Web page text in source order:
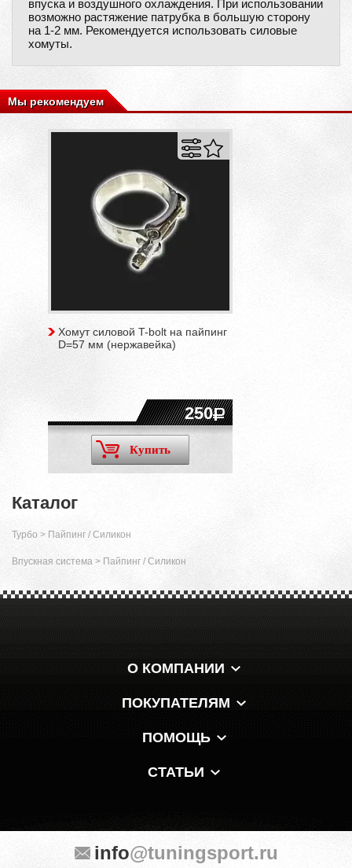
впуска и воздушного охлаждения. При использовании
возможно растяжение патрубка в большую сторону
на 1-2 мм. Рекомендуется использовать силовые
хомуты.
Мы рекомендуем
Хомут силовой T-bolt на пайпинг
D=57 мм (нержавейка)
250
Купить
Каталог
Турбо > Пайпинг / Силикон
Впускная система > Пайпинг / Силикон
О КОМПАНИИ
ПОКУПАТЕЛЯМ
ПОМОЩЬ
СТАТЬИ
info@tuningsport.ru